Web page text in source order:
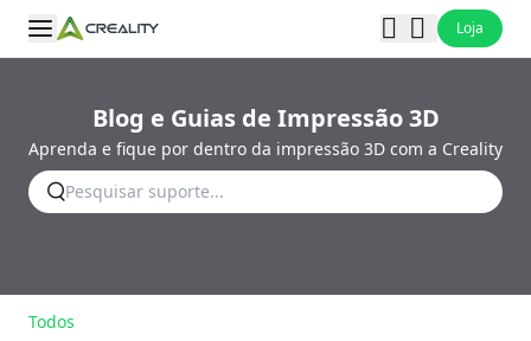
Loja
Blog e Guias de Impressão 3D
Aprenda e fique por dentro da impressão 3D com a Creality
Todos